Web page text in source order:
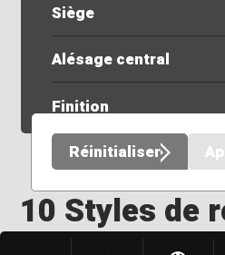
Siège
Alésage central
Finition
Réinitialiser
10 Styles de